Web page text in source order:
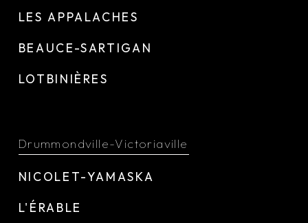
LES APPALACHES
BEAUCE-SARTIGAN
LOTBINIÈRES
Drummondville-Victoriaville
NICOLET-YAMASKA
L'ÉRABLE